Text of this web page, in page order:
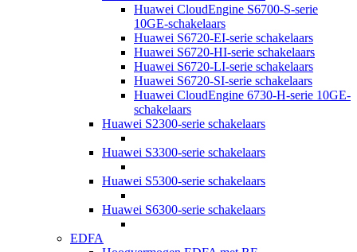
Huawei CloudEngine S6700-S-serie
10GE-schakelaars
Huawei S6720-EI-serie schakelaars
Huawei S6720-HI-serie schakelaars
Huawei S6720-LI-serie schakelaars
Huawei S6720-SI-serie schakelaars
Huawei CloudEngine 6730-H-serie 10GE-
schakelaars
Huawei S2300-serie schakelaars
Huawei S3300-serie schakelaars
Huawei S5300-serie schakelaars
Huawei S6300-serie schakelaars
EDFA